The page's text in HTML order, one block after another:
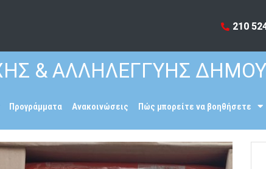
210
& ΑΛΛΗΛΕΓΓΥΗΣ
Προγράμματα Ανακοινώσεις Πώς μπορείτε να βοηθήσετε